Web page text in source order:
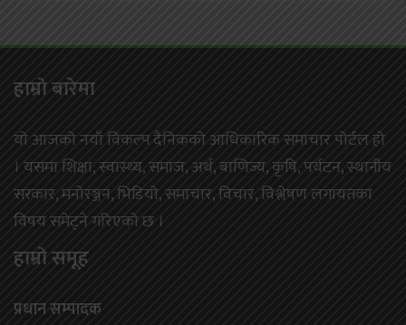
हाम्राे बारेमा
यो आजको नयाँ विकल्प दैनिकको आधिकारिक समाचार पोर्टल हो
। यसमा शिक्षा, स्वास्थ्य, समाज, अर्थ, बाणिज्य, कृषि, पर्यटन, स्थानीय
सरकार, मनोरञ्जन, भिडियो, समाचार, विचार, विश्लेषण लगायतका
विषय समेट्ने गरिएको छ ।
हाम्राे समूह
प्रधान सम्पादक